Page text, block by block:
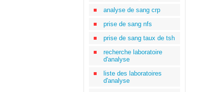
analyse de sang crp
prise de sang nfs
prise de sang taux de tsh
recherche laboratoire
d'analyse
liste des laboratoires
d'analyse